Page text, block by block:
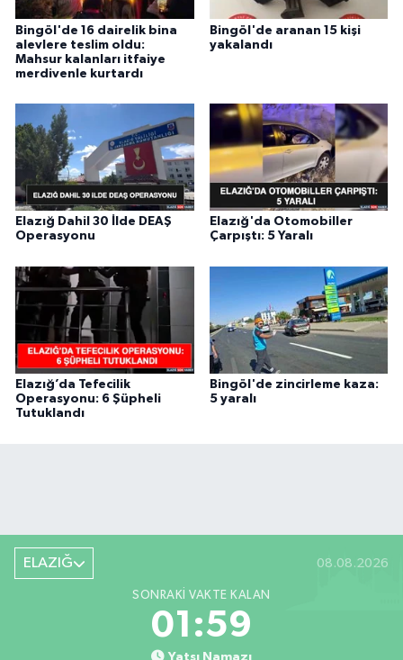
Bingöl'de 16 dairelik bina
alevlere teslim oldu:
Mahsur kalanları itfaiye
merdivenle kurtardı
Bingöl'de aranan 15 kişi
yakalandı
Elazığ Dahil 30 İlde DEAŞ
Operasyonu
Elazığ'da Otomobiller
Çarpıştı: 5 Yaralı
Elazığ’da Tefecilik
Operasyonu: 6 Şüpheli
Tutuklandı
Bingöl'de zincirleme kaza:
5 yaralı
ELAZIĞ 08.08.2026
SONRAKI VAKTE KALAN
01:58
Yatsı Namazı